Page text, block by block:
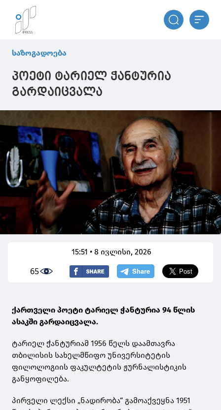
საზოგადოება
პოეტი ტარიელ ჭანტურია
გარდაიცვალა
15:51 • 8 ივლისი, 2026
65
ქართველი პოეტი ტარიელ ჭანტურია 94 წლის
ასაკში გარდაიცვალა.
ტარიელ ჭანტურიამ 1956 წელს დაამთავრა
თბილისის სახელმწიფო უნივერსიტეტის
ფილოლოგიის ფაკულტეტის ჟურნალისტიკის
განყოფილება.
პირველი ლექსი „ნადირობა“ გამოაქვეყნა 1951